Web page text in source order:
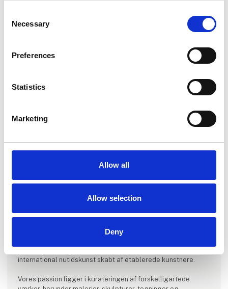
Selection
Necessary
Preferences
Statistics
Marketing
Allow all
Allow selection
Deny
kunstentusiast og samler Ronald Hofman.
international nutidskunst skabt af etablerede kunstnere.
Vores passion ligger i kurateringen af forskelligartede